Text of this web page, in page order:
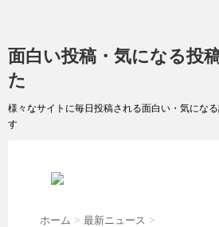
面白い投稿・気になる投
た
様々なサイトに毎日投稿される面白い・気にな
す
ホーム > 最新ニュース >